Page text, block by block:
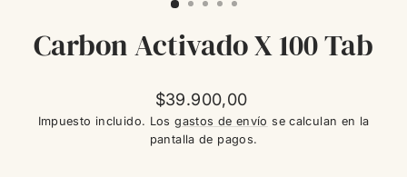
Carbon Activado X 100 Tab
Precio
habitual
$39.900,00
Impuesto incluido. Losgastos de envío se calculan en la
pantalla de pagos.